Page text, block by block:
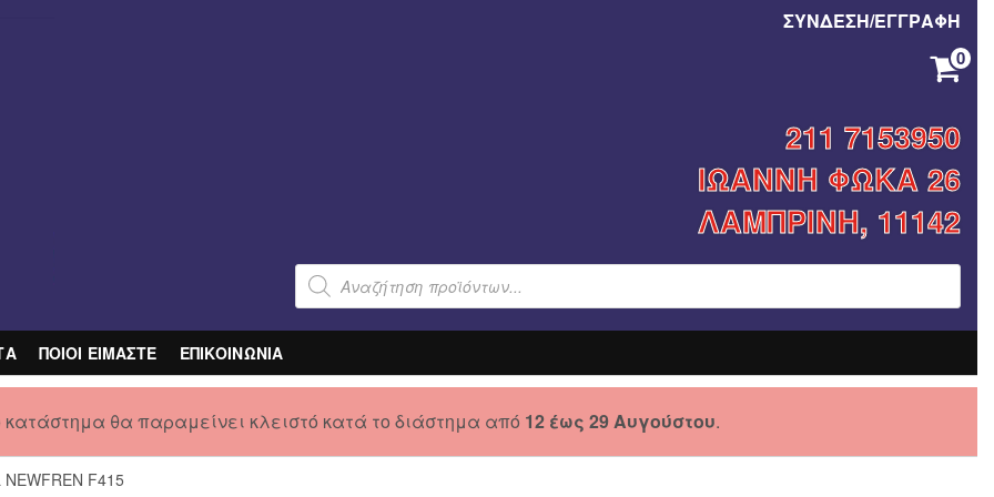
ΣΥΝΔΕΣΗ/ΕΓΓΡΑΦΗ
0
211 7153950
ΙΩΑΝΝΗ ΦΩΚΑ 26
ΛΑΜΠΡΙΝΗ, 11142
Products
search
ΠΟΙΟΙ ΕΙΜΑΣΤΕ ΕΠΙΚΟΙΝΩΝΙΑ
θα παραμείνει κλειστό κατά το διάστημα από 12 έως 29 Αυγούστου.
F415